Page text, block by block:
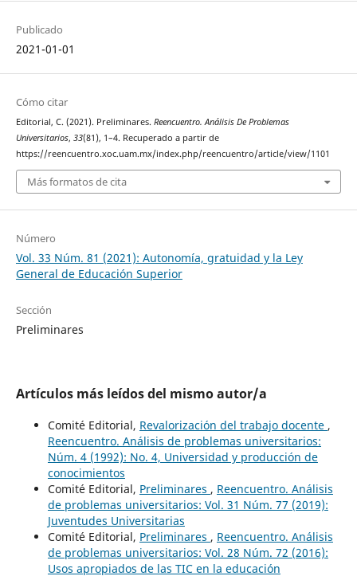
Publicado
2021-01-01
Cómo citar
Editorial, C. (2021). Preliminares. Reencuentro. Análisis De Problemas
Universitarios, 33(81), 1–4. Recuperado a partir de
https://reencuentro.xoc.uam.mx/index.php/reencuentro/article/view/1101
Más formatos de cita
Número
Vol. 33 Núm. 81 (2021): Autonomía, gratuidad y la Ley
General de Educación Superior
Sección
Preliminares
Artículos más leídos del mismo autor/a
Comité Editorial, Revalorización del trabajo docente ,
Reencuentro. Análisis de problemas universitarios:
Núm. 4 (1992): No. 4, Universidad y producción de
conocimientos
Comité Editorial, Preliminares , Reencuentro. Análisis
de problemas universitarios: Vol. 31 Núm. 77 (2019):
Juventudes Universitarias
Comité Editorial, Preliminares , Reencuentro. Análisis
de problemas universitarios: Vol. 28 Núm. 72 (2016):
Usos apropiados de las TIC en la educación